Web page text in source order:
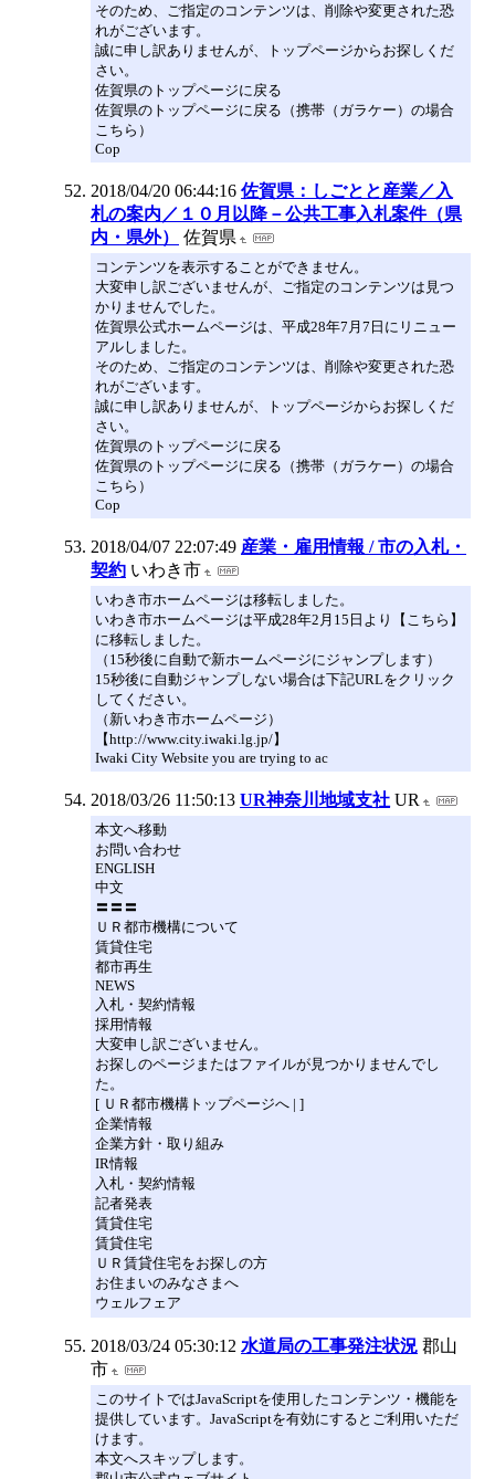
そのため、ご指定のコンテンツは、削除や変更された恐
れがございます。
誠に申し訳ありませんが、トップページからお探しくだ
さい。
佐賀県のトップページに戻る
佐賀県のトップページに戻る（携帯（ガラケー）の場合
こちら）
Cop
2018/04/20 06:44:16 佐賀県：しごとと産業／入
札の案内／１０月以降－公共工事入札案件（県
内・県外）
佐賀県
コンテンツを表示することができません。
大変申し訳ございませんが、ご指定のコンテンツは見つ
かりませんでした。
佐賀県公式ホームページは、平成28年7月7日にリニュー
アルしました。
そのため、ご指定のコンテンツは、削除や変更された恐
れがございます。
誠に申し訳ありませんが、トップページからお探しくだ
さい。
佐賀県のトップページに戻る
佐賀県のトップページに戻る（携帯（ガラケー）の場合
こちら）
Cop
2018/04/07 22:07:49 産業・雇用情報 / 市の入札・
契約 いわき市
いわき市ホームページは移転しました。
いわき市ホームページは平成28年2月15日より【こちら】
に移転しました。
（15秒後に自動で新ホームページにジャンプします）
15秒後に自動ジャンプしない場合は下記URLをクリック
してください。
（新いわき市ホームページ）
【http://www.city.iwaki.lg.jp/】
Iwaki City Website you are trying to ac
2018/03/26 11:50:13 UR神奈川地域支社 UR
本文へ移動
お問い合わせ
ENGLISH
中文
〓〓〓
ＵＲ都市機構について
賃貸住宅
都市再生
NEWS
入札・契約情報
採用情報
大変申し訳ございません。
お探しのページまたはファイルが見つかりませんでし
た。
[ ＵＲ都市機構トップページへ | ]
企業情報
企業方針・取り組み
IR情報
入札・契約情報
記者発表
賃貸住宅
賃貸住宅
ＵＲ賃貸住宅をお探しの方
お住まいのみなさまへ
ウェルフェア
2018/03/24 05:30:12 水道局の工事発注状況 郡山
市
このサイトではJavaScriptを使用したコンテンツ・機能を
提供しています。JavaScriptを有効にするとご利用いただ
けます。
本文へスキップします。